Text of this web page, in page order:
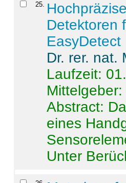
25.
Detektoren
EasyDetect
Dr. rer. nat.
Laufzeit:
Abstract:
eines
Unter